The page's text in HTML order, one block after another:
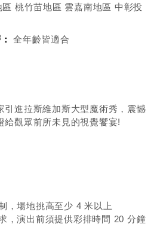
桃竹苗地區 雲嘉南地區 中彰投
全年齡皆適合
引進拉斯維加斯大型魔術秀，震憾
給觀眾前所未見的視覺饗宴!
，場地挑高至少 4 米以上
，演出前須提供彩排時間 20 分鐘